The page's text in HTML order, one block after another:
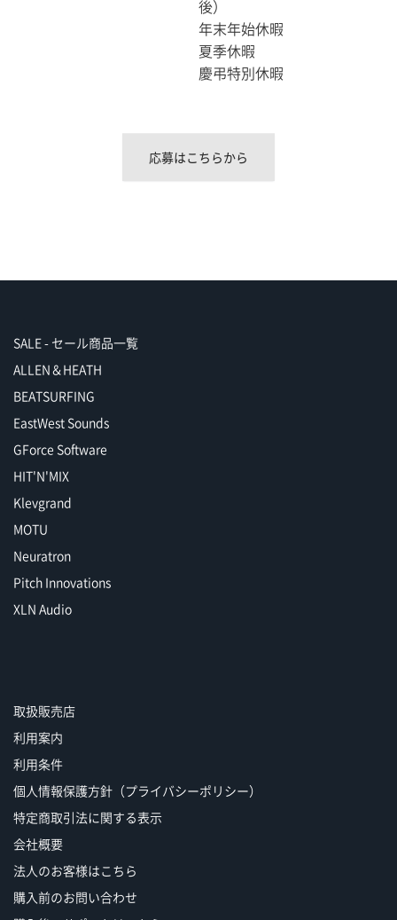
後）
年末年始休暇
夏季休暇
慶弔特別休暇
応募はこちらから
SALE - セール商品一覧
ALLEN＆HEATH
BEATSURFING
EastWest Sounds
GForce Software
HIT'N'MIX
Klevgrand
MOTU
Neuratron
Pitch Innovations
XLN Audio
取扱販売店
利用案内
利用条件
個人情報保護方針（プライバシーポリシー）
特定商取引法に関する表示
会社概要
法人のお客様はこちら
購入前のお問い合わせ